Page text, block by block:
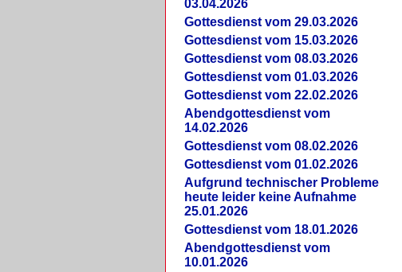
03.04.2026
Gottesdienst vom 29.03.2026
Gottesdienst vom 15.03.2026
Gottesdienst vom 08.03.2026
Gottesdienst vom 01.03.2026
Gottesdienst vom 22.02.2026
Abendgottesdienst vom
14.02.2026
Gottesdienst vom 08.02.2026
Gottesdienst vom 01.02.2026
Aufgrund technischer Probleme
heute leider keine Aufnahme
25.01.2026
Gottesdienst vom 18.01.2026
Abendgottesdienst vom
10.01.2026